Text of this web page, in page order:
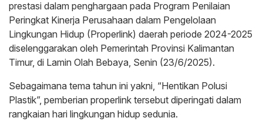
prestasi dalam penghargaan pada Program Penilaian
Peringkat Kinerja Perusahaan dalam Pengelolaan
Lingkungan Hidup (Properlink) daerah periode 2024-2025
diselenggarakan oleh Pemerintah Provinsi Kalimantan
Timur, di Lamin Olah Bebaya, Senin (23/6/2025).
Sebagaimana tema tahun ini yakni, “Hentikan Polusi
Plastik”, pemberian properlink tersebut diperingati dalam
rangkaian hari lingkungan hidup sedunia.